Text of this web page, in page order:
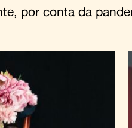
por conta da